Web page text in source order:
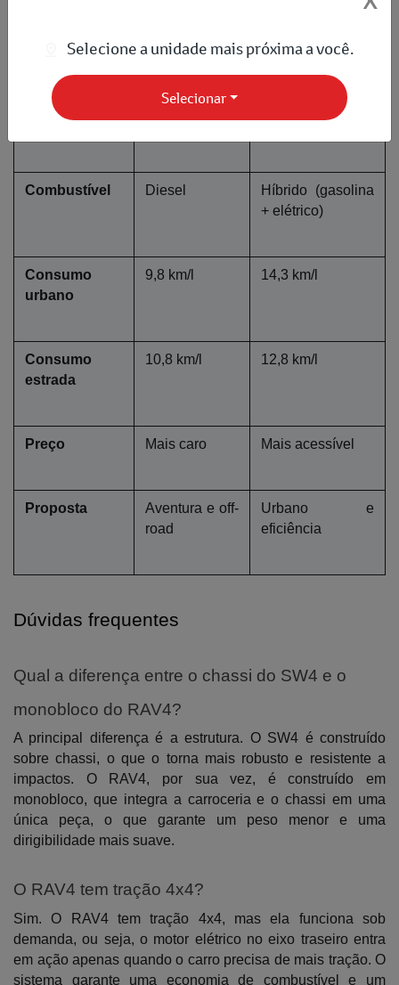
Combustível Diesel
Híbrido (gasolina
+ elétrico)
Consumo
urbano
9,8 km/l 14,3 km/l
Consumo
estrada
10,8 km/l 12,8 km/l
Preço Mais caro Mais acessível
Proposta
Aventura e off-
road
Urbano e
eficiência
Dúvidas frequentes
Qual a diferença entre o chassi do SW4 e o
monobloco do RAV4?
A principal diferença é a estrutura. O SW4 é construído
sobre chassi, o que o torna mais robusto e resistente a
impactos. O RAV4, por sua vez, é construído em
monobloco, que integra a carroceria e o chassi em uma
única peça, o que garante um peso menor e uma
dirigibilidade mais suave.
O RAV4 tem tração 4x4?
Sim. O RAV4 tem tração 4x4, mas ela funciona sob
demanda, ou seja, o motor elétrico no eixo traseiro entra
em ação apenas quando o carro precisa de mais tração. O
sistema garante uma economia de combustível e um
Selecione a unidade mais próxima a você.
Selecionar